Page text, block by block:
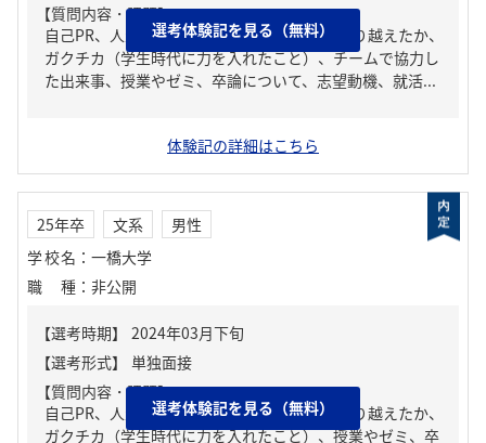
【質問内容・課題】
自己PR、人生の中で大きな挫折経験。どう乗り越えたか、
ガクチカ（学生時代に力を入れたこと）、チームで協力し
た出来事、授業やゼミ、卒論について、志望動機、就活...
選考体験記を見る（無料）
体験記の詳細はこちら
25年卒 文系
男性
学校名 ： 一橋大学
職種 ： 非公開
【質問内容・課題】
自己PR、人生の中で大きな挫折経験。どう乗り越えたか、
ガクチカ（学生時代に力を入れたこと）、授業やゼミ、卒
選考体験記を見る（無料）